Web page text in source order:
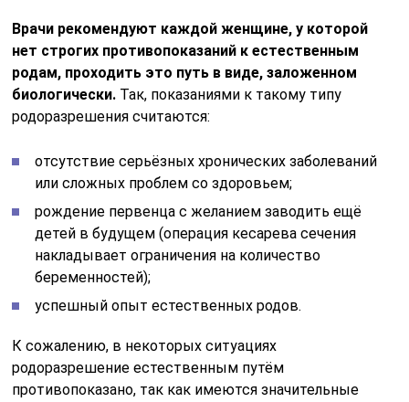
Врачи рекомендуют каждой женщине, у которой
нет строгих противопоказаний к естественным
родам, проходить это путь в виде, заложенном
биологически. Так, показаниями к такому типу
родоразрешения считаются:
отсутствие серьёзных хронических заболеваний
или сложных проблем со здоровьем;
рождение первенца с желанием заводить ещё
детей в будущем (операция кесарева сечения
накладывает ограничения на количество
беременностей);
успешный опыт естественных родов.
К сожалению, в некоторых ситуациях
родоразрешение естественным путём
противопоказано, так как имеются значительные